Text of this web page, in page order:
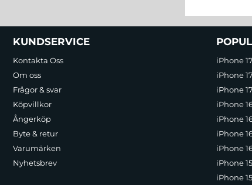
Sidfot Blandad info och länkar
KUNDSERVICE
Kontakta Oss
Om oss
Frågor & svar
Köpvillkor
Ångerköp
Byte & retur
Varumärken
Nyhetsbrev
iPhone
iPhone
iPhone
iPhone
iPhone
iPhone
iPhone
iPhone
iPhone